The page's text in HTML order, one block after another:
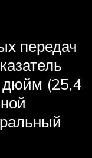
передач
дюйм (25,4